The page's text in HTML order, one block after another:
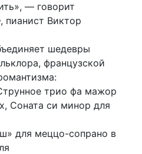
— говорит
пианист Виктор
шедевры
французской
трио фа мажор
Соната си минор для
для меццо-сопрано в